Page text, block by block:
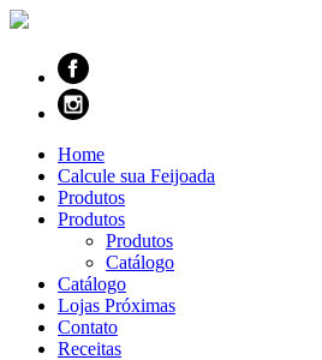
Home
Calcule sua Feijoada
Produtos
Produtos
Produtos
Catálogo
Catálogo
Lojas Próximas
Contato
Receitas